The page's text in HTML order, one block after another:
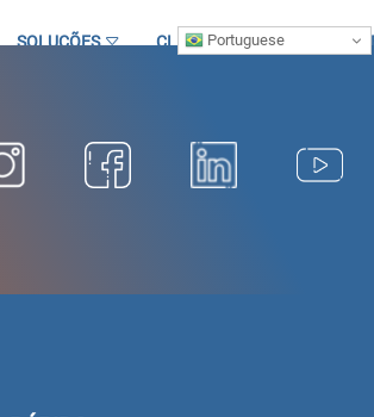
Portuguese
SOLUÇÕES CLIENTES ARTIGOS